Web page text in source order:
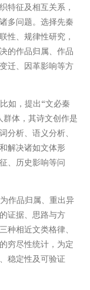
特征及相互关系，
多问题。选择先秦
性、规律性研究，
的作品归属、作品
迁、因革影响等方
比如，提出“文必秦
体，其诗文创作是
分析、语义分析、
解决诸如文体形
、历史影响等问
为作品归属、重出异
证据、思路与方
种相近文类格律、
穷尽性统计，为定
稳定性及可验证